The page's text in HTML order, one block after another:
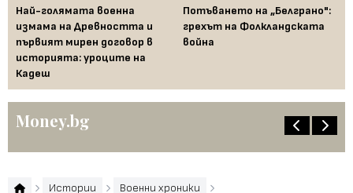
Най-голямата военна
измама на Древността и
първият мирен договор в
историята: уроците на
Кадеш
Потъването на „Белграно":
грехът на Фолкландската
война
Money.bg
Истории
Военни хроники